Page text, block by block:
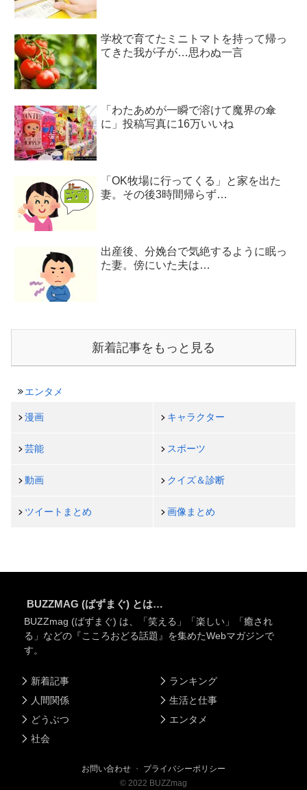
学校で育てたミニトマトを持って帰っ
てきた我が子が…思わぬ一言
「わたあめが一瞬で溶けて魔界の傘
に」投稿写真に16万いいね
「OK牧場に行ってくる」と家を出た
妻。その後3時間帰らず…
出産後、分娩台で気絶するように眠っ
た妻。傍にいた夫は…
新着記事をもっと見る
エンタメ
漫画 キャラクター
芸能 スポーツ
動画 クイズ＆診断
ツイートまとめ 画像まとめ
BUZZMAG (ばずまぐ) とは…
BUZZmag (ばずまぐ) は、「笑える」「楽しい」「癒され
る」などの『こころおどる話題』を集めたWebマガジンで
す。
新着記事
人間関係
どうぶつ
社会
ランキング
生活と仕事
エンタメ
お問い合わせ ・ プライバシーポリシー
© 2022 BUZZmag